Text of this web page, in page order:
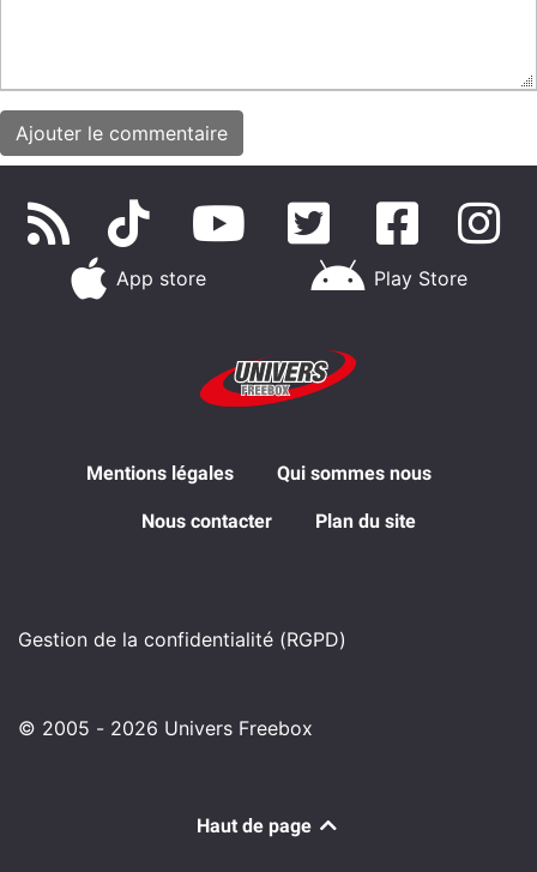
App store Play Store
Mentions légales Qui sommes nous
Nous contacter Plan du site
Gestion de la confidentialité (RGPD)
© 2005 - 2026 Univers Freebox
Haut de page